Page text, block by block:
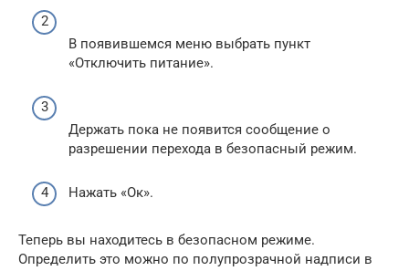
В появившемся меню выбрать пункт
«Отключить питание».
Держать пока не появится сообщение о
разрешении перехода в безопасный режим.
Нажать «Ок».
Теперь вы находитесь в безопасном режиме.
Определить это можно по полупрозрачной надписи в